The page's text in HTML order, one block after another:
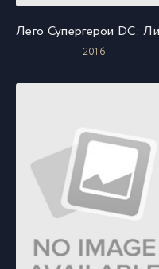
2016